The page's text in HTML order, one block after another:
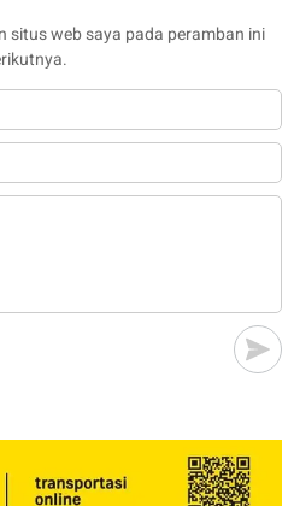
situs web saya pada peramban ini